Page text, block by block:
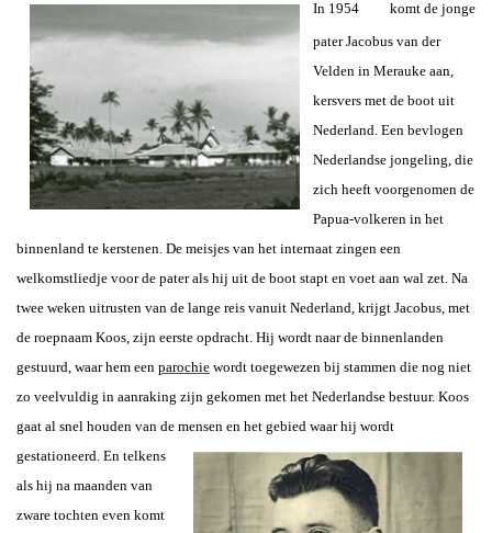
In 1954
komt de jonge
pater Jacobus van der
Velden in Merauke aan,
kersvers met de boot uit
Nederland. Een bevlogen
Nederlandse jongeling, die
zich heeft voorgenomen de
Papua-volkeren in het
binnenland te kerstenen. De meisjes van het internaat zingen een
welkomstliedje voor de pater als hij uit de boot stapt en voet aan wal zet. Na
twee weken uitrusten van de lange reis vanuit Nederland, krijgt Jacobus, met
de roepnaam Koos, zijn eerste opdracht. Hij wordt naar de binnenlanden
gestuurd, waar hem een parochie wordt toegewezen bij stammen die nog niet
zo veelvuldig in aanraking zijn gekomen met het Nederlandse bestuur. Koos
gaat al snel houden van de mensen en het gebied waar hij wordt
gestationeerd. En telkens
als hij na maanden van
zware tochten even komt